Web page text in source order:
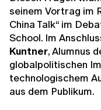
seinem Vortrag im
China Talk“ im
School. Im
Kuntner, Alumnus
globalpolitischen
technologischem
aus dem Publikum.